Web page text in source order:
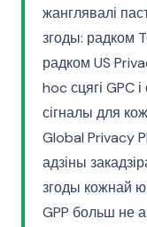
жанглявалі
згоды: радком
радком US
hoc сцягі GPC
сігналы для
Global Privacy
адзіны
згоды кожнай
GPP больш не